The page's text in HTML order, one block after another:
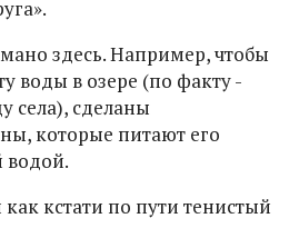
здесь. Например, чтобы
воды в озере (по факту -
села), сделаны
которые питают его
водой.
кстати по пути тенистый